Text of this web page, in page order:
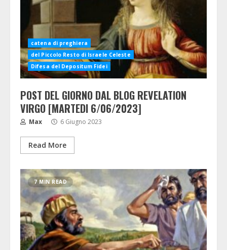
catena di preghiera
del Piccolo Resto di Israele Celeste
Difesa del Depositum Fidei
POST DEL GIORNO DAL BLOG REVELATION
VIRGO [MARTEDI 6/06/2023]
Max 6 Giugno 2023
Read More
7 MIN READ